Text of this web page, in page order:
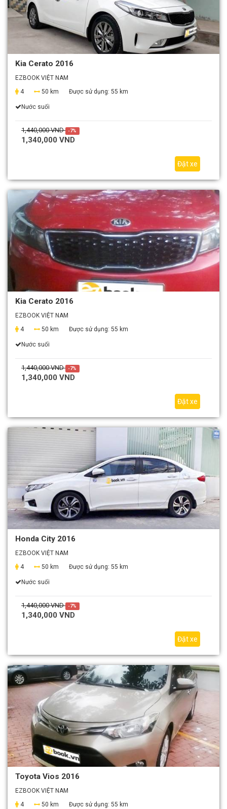
Kia Cerato 2016
EZBOOK VIỆT NAM
4
50 km Được sử dụng: 55 km
Nước suối
1,440,000 VND -7%
1,340,000 VND
Đặt xe
Kia Cerato 2016
EZBOOK VIỆT NAM
4
50 km Được sử dụng: 55 km
Nước suối
1,440,000 VND -7%
1,340,000 VND
Đặt xe
Honda City 2016
EZBOOK VIỆT NAM
4
50 km Được sử dụng: 55 km
Nước suối
1,440,000 VND -7%
1,340,000 VND
Đặt xe
Toyota Vios 2016
EZBOOK VIỆT NAM
4
50 km Được sử dụng: 55 km